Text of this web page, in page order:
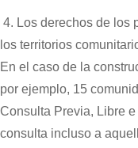
4. Los derechos de los
los territorios
En el caso de la
por ejemplo, 15
Consulta Previa, Libre
consulta incluso a